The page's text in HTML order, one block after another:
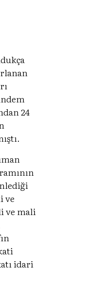
24
ve
ve mali
idari